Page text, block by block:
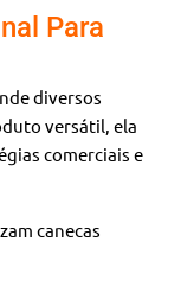
Para
diversos
versátil, ela
comerciais e
canecas